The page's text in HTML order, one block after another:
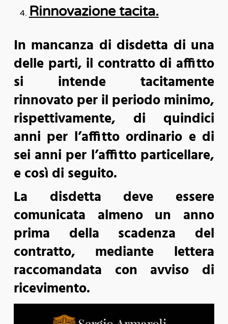
Rinnovazione tacita.
In mancanza di disdetta di una
delle parti, il contratto di affitto
si intende tacitamente
rinnovato per il periodo minimo,
rispettivamente, di quindici
anni per l’affitto ordinario e di
sei anni per l’affitto particellare,
e così di seguito.
La disdetta deve essere
comunicata almeno un anno
prima della scadenza del
contratto, mediante lettera
raccomandata con avviso di
ricevimento.